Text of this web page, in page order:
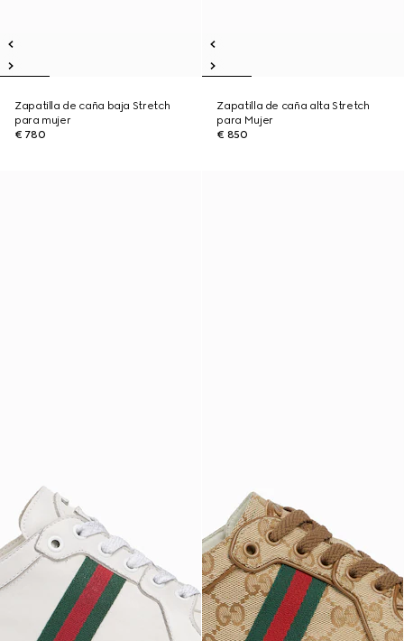
Zapatilla de caña baja Stretch
para mujer
€ 780
Zapatilla de caña alta Stretch
para Mujer
€ 850